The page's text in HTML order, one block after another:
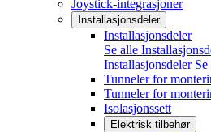
Joystick-integrasjoner
Installasjonsdeler
Installasjonsdeler
Se alle
Installasjonsdeler
Tunneler for
Tunneler for
Isolasjonssett
Elektrisk tilbehør